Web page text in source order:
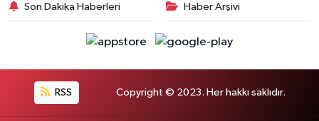
Son Dakika Haberleri Haber Arşivi
RSS Copyright © 2023. Her hakkı saklıdır.